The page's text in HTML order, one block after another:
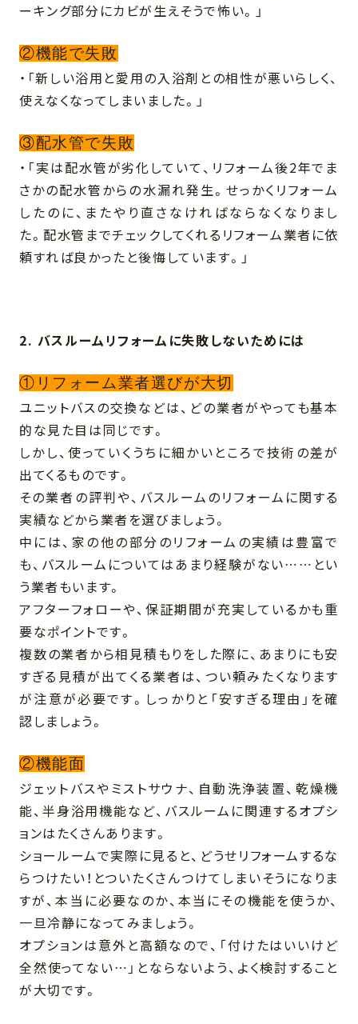
ーキング部分にカビが生えそうで怖い。」
②機能で失敗
・「新しい浴用と愛用の入浴剤との相性が悪いらしく、
使えなくなってしまいました。」
③配水管で失敗
・「実は配水管が劣化していて、リフォーム後2年でま
さかの配水管からの水漏れ発生。せっかくリフォーム
したのに、またやり直さなければならなくなりまし
た。配水管までチェックしてくれるリフォーム業者に依
頼すれば良かったと後悔しています。」
2. バスルームリフォームに失敗しないためには
①リフォーム業者選びが大切
ユニットバスの交換などは、どの業者がやっても基本
的な見た目は同じです。
しかし、使っていくうちに細かいところで技術の差が
出てくるものです。
その業者の評判や、バスルームのリフォームに関する
実績などから業者を選びましょう。
中には、家の他の部分のリフォームの実績は豊富で
も、バスルームについてはあまり経験がない……とい
う業者もいます。
アフターフォローや、保証期間が充実しているかも重
要なポイントです。
複数の業者から相見積もりをした際に、あまりにも安
すぎる見積が出てくる業者は、つい頼みたくなります
が注意が必要です。しっかりと「安すぎる理由」を確
認しましょう。
②機能面
ジェットバスやミストサウナ、自動洗浄装置、乾燥機
能、半身浴用機能など、バスルームに関連するオプシ
ョンはたくさんあります。
ショールームで実際に見ると、どうせリフォームするな
らつけたい！とついたくさんつけてしまいそうになりま
すが、本当に必要なのか、本当にその機能を使うか、
一旦冷静になってみましょう。
オプションは意外と高額なので、「付けたはいいけど
全然使ってない…」とならないよう、よく検討すること
が大切です。